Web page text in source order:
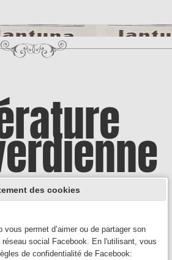
d'une culture encore
des cookies
est un service utilisé sur notre site Web
suivre, de signaler le trafic et de mesurer la
utilisateurs interagissent avec le contenu
afin de l’améliorer et de fournir de
vous permet d’aimer ou de partager son
réseau social Facebook. En l'utilisant, vous
de confidentialité de Facebook: